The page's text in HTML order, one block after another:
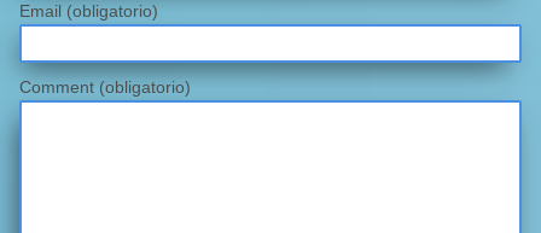
Email (obligatorio)
Comment (obligatorio)